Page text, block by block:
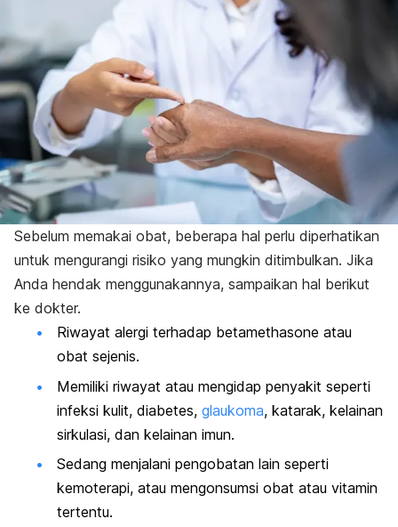
Sebelum memakai obat, beberapa hal perlu diperhatikan
untuk mengurangi risiko yang mungkin ditimbulkan. Jika
Anda hendak menggunakannya, sampaikan hal berikut
ke dokter.
Riwayat alergi terhadap betamethasone atau
obat sejenis.
Memiliki riwayat atau mengidap penyakit seperti
infeksi kulit, diabetes, glaukoma, katarak, kelainan
sirkulasi, dan kelainan imun.
Sedang menjalani pengobatan lain seperti
kemoterapi, atau mengonsumsi obat atau vitamin
tertentu.